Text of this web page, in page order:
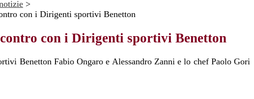
>
con i Dirigenti sportivi Benetton
con i Dirigenti sportivi Benetton
Benetton Fabio Ongaro e Alessandro Zanni e lo chef Paolo Gori